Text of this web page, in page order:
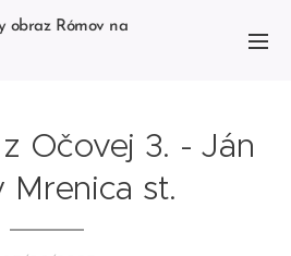
obraz Rómov na
Očovej 3. - Ján
Mrenica st.